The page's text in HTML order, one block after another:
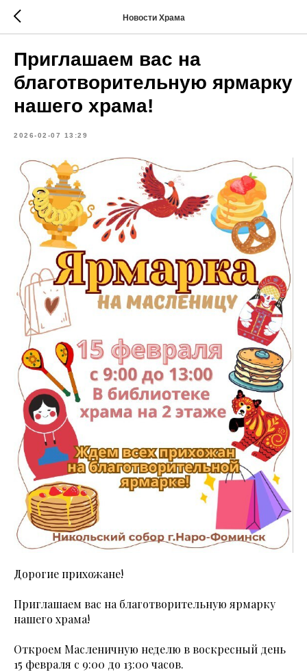
Новости Храма
Приглашаем вас на
благотворительную ярмарку
нашего храма!
2026-02-07 13:29
Дорогие прихожане!
Приглашаем вас на благотворительную ярмарку
нашего храма!
Откроем Масленичную неделю в воскресный день
15 февраля с 9:00 до 13:00 часов.